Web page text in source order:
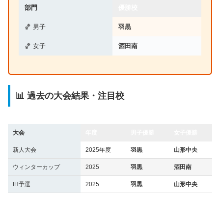
部門
🏀 男子 羽黒
🏀 女子 酒田南
📊 過去の大会結果・注目校
大会
新人大会 2025年度 羽黒 山形中央
ウィンターカップ 2025 羽黒 酒田南
IH予選 2025 羽黒 山形中央